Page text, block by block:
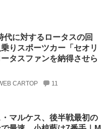
代に対するロータスの回
りスポーツカー「セオリ
タスファンを納得させら
CARTOP 11
マルケス、後半戦最初の